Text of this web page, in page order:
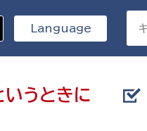
いうときに
Language